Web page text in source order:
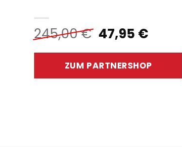
245,00€
Preis
war:
245,00 €
47,95 €
ist:
ZUM PARTNERSHOP